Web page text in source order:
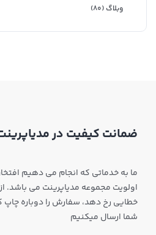
وبلاگ (۸۰)
ضمانت کیفیت در
ما به خدماتی که انجام می دهیم
اولویت مجموعه مدیاپرینت می باشد.
خطایی رخ دهد، سفارش را دوباره چاپ
شما ارسال میکنیم